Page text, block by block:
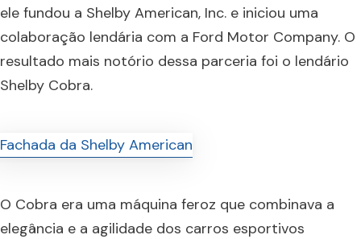
ele fundou a Shelby American, Inc. e iniciou uma
colaboração lendária com a Ford Motor Company. O
resultado mais notório dessa parceria foi o lendário
Shelby Cobra.
O Cobra era uma máquina feroz que combinava a
elegância e a agilidade dos carros esportivos